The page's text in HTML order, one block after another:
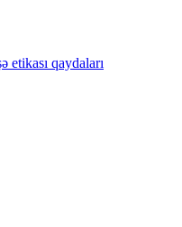
etikası qaydaları